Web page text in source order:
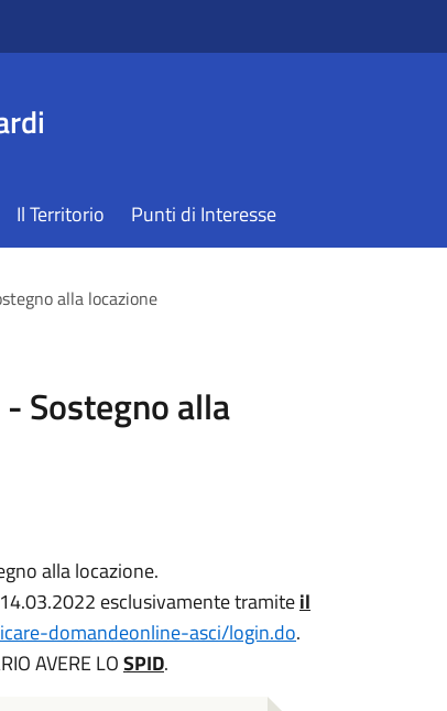
Il Territorio Punti di Interesse
alla locazione
Sostegno alla
alla locazione.
esclusivamente tramiteil
domandeonline-asci/login.do.
AVERE LOSPID.